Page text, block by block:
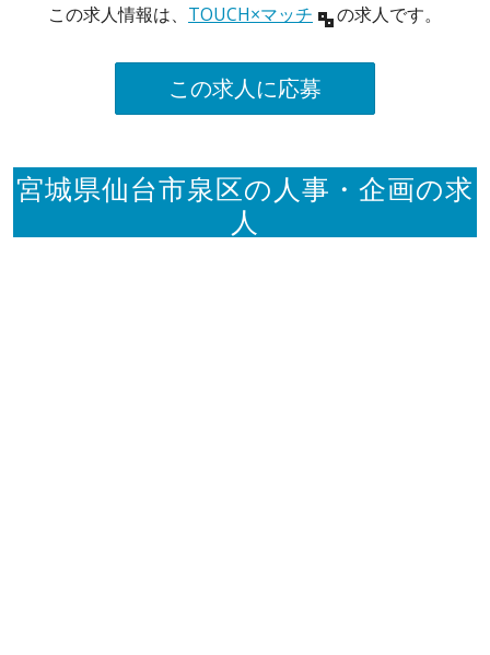
この求人情報は、 TOUCH×マッチ の求人です。
この求人に応募
宮城県仙台市泉区の人事・企画の求
人